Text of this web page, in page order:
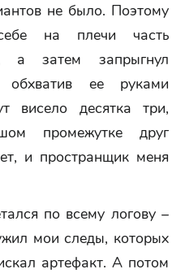
не было. Поэтому
на плечи часть
а затем запрыгнул
ее руками
висело десятка три,
промежутке друг
и пространщик меня
по всему логову –
мои следы, которых
артефакт. А потом